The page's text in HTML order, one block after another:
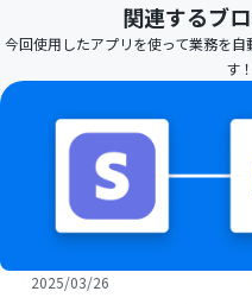
関連するブ
今回使用したアプリを使って業務を
す！
2025/03/26